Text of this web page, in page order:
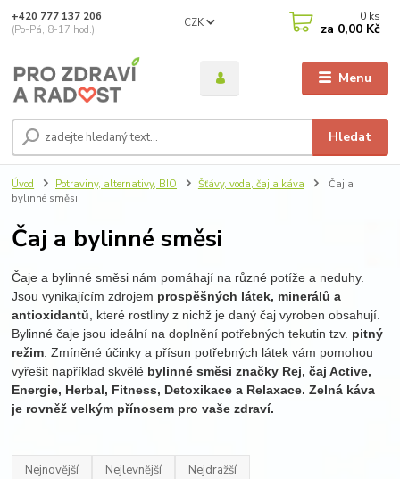
Menu
CZK
Hledat
+420 777 137 206
(Po-Pá, 8-17 hod.)
0 ks
za 0,00 Kč
Úvod Potraviny, alternativy, BIO Šťávy, voda, čaj a káva
Čaj a
bylinné směsi
Čaj a bylinné směsi
Čaje a bylinné směsi nám pomáhají na různé potíže a neduhy.
Jsou vynikajícím zdrojem prospěšných látek, minerálů a
antioxidantů , které rostliny z nichž je daný čaj vyroben obsahují.
Bylinné čaje jsou ideální na doplnění potřebných tekutin tzv. pitný
režim . Zmíněné účinky a přísun potřebných látek vám pomohou
vyřešit například skvělé bylinné směsi značky Rej, čaj Active,
Energie, Herbal, Fitness, Detoxikace a Relaxace. Zelná káva
je rovněž velkým přínosem pro vaše zdraví.
Nejnovější Nejlevnější Nejdražší